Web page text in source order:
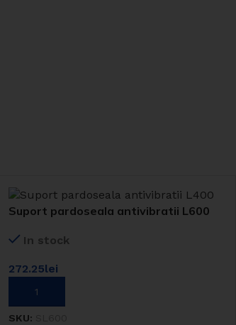
Suport pardoseala antivibratii L600
In stock
272.25lei
ADAUGĂ ÎN COȘ
SKU: